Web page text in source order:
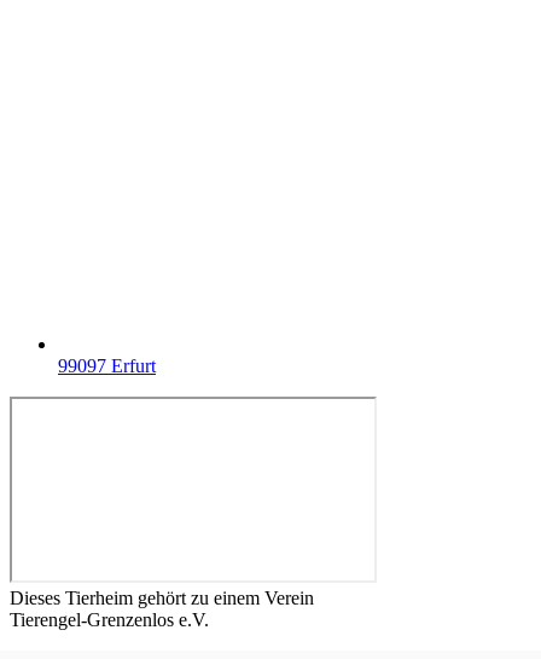
99097 Erfurt
Dieses Tierheim gehört zu einem Verein
Tierengel-Grenzenlos e.V.